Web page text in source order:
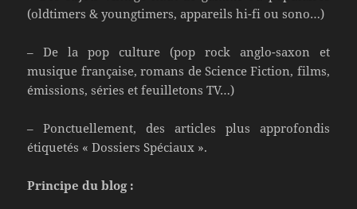
(oldtimers & youngtimers, appareils hi-fi ou sono…)
– De la pop culture (pop rock anglo-saxon et
musique française, romans de Science Fiction, films,
émissions, séries et feuilletons TV…)
– Ponctuellement, des articles plus approfondis
étiquetés « Dossiers Spéciaux ».
Principe du blog :